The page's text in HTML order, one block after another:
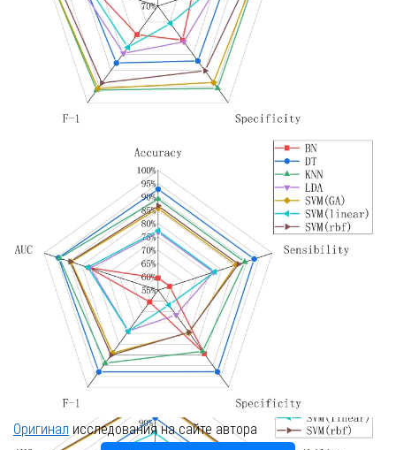
Оригинал исследования на сайте автора